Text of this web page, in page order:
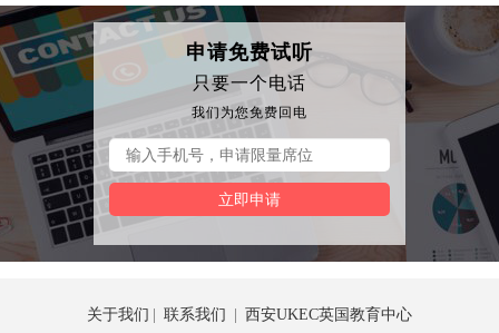
申请免费试听
只要一个电话
我们为您免费回电
立即申请
关于我们 联系我们 西安UKEC英国教育中心